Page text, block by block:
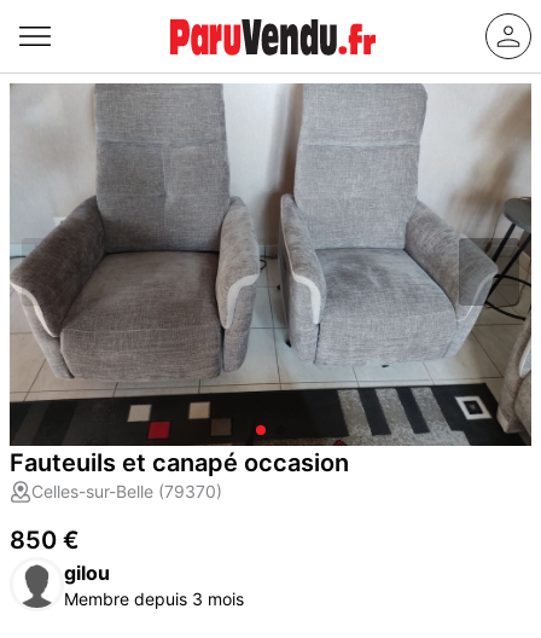
Fauteuils et canapé occasion
Celles-sur-Belle (79370)
850 €
gilou
Membre depuis 3 mois